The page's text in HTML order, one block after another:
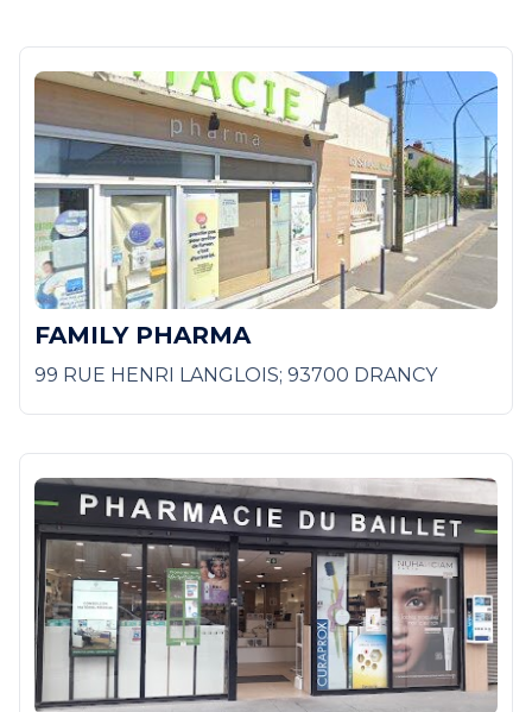
FAMILY PHARMA
99 RUE HENRI LANGLOIS; 93700 DRANCY